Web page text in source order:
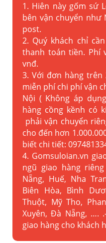
1. Hiên này gốm sứ
bên vận chuyển như
post.
2. Quý khách chỉ
thanh toán tiền. Phí
vnđ.
3. Với đơn hàng
miễn phí chi phí vận
Nội ( Không áp
hàng cồng kềnh có
phải vận chuyển
cho đến hơn
biết chi tiết:
4. Gomsuloian.vn
ngũ giao hàng
Nẵng, Huế, Nha
Biên Hòa, Bình
Thuột, Mỹ Tho,
Xuyên, Đà Nẵng, ….
giao hàng cho khách